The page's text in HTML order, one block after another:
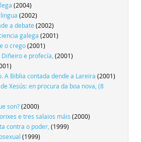
(2004)
(2002)
a debate (2002)
galega (2001)
o crego(2001)
e profecía, (2001)
A Biblia contada dende a Lareira (2001)
Xesús: en procura da boa nova, (8
son?(2000)
e tres salaios máis (2000)
contra o poder, (1999)
(1999)